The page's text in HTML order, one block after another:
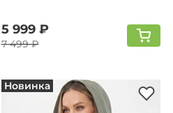
5 999 ₽
7 499 ₽
Новинка